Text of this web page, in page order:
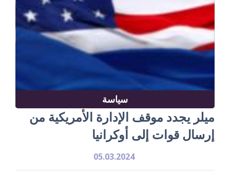
سياسة
ميلر يجدد موقف الإدارة الأمريكية من
إرسال قوات إلى أوكرانيا
05.03.2024